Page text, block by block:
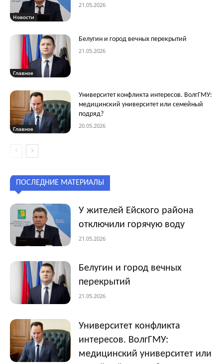
Новости
21.05.2026
Главное
Белугин и город вечных перекрытий
21.05.2026
Главное
Университет конфликта интересов. ВолгГМУ:
медицинский университет или семейный
подряд?
20.05.2026
ПОСЛЕДНИЕ МАТЕРИАЛЫ
У жителей Ейского района
отключили горячую воду
21.05.2026
Белугин и город вечных
перекрытий
21.05.2026
Университет конфликта
интересов. ВолгГМУ:
медицинский университет или